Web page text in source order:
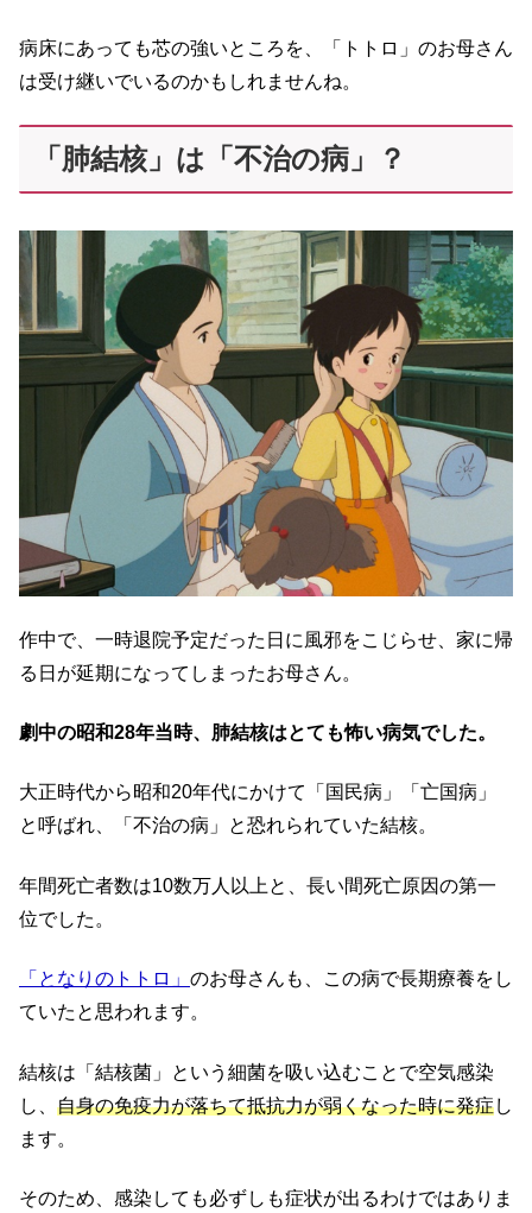
病床にあっても芯の強いところを、「トトロ」のお母さん
は受け継いでいるのかもしれませんね。
「肺結核」は「不治の病」？
作中で、一時退院予定だった日に風邪をこじらせ、家に帰
る日が延期になってしまったお母さん。
劇中の昭和28年当時、肺結核はとても怖い病気でした。
大正時代から昭和20年代にかけて「国民病」「亡国病」
と呼ばれ、「不治の病」と恐れられていた結核。
年間死亡者数は10数万人以上と、長い間死亡原因の第一
位でした。
「となりのトトロ」 のお母さんも、この病で長期療養をし
ていたと思われます。
結核は「結核菌」という細菌を吸い込むことで空気感染
し、 自身の免疫力が落ちて抵抗力が弱くなった時に発症し
ます。
そのため、感染しても必ずしも症状が出るわけではありま